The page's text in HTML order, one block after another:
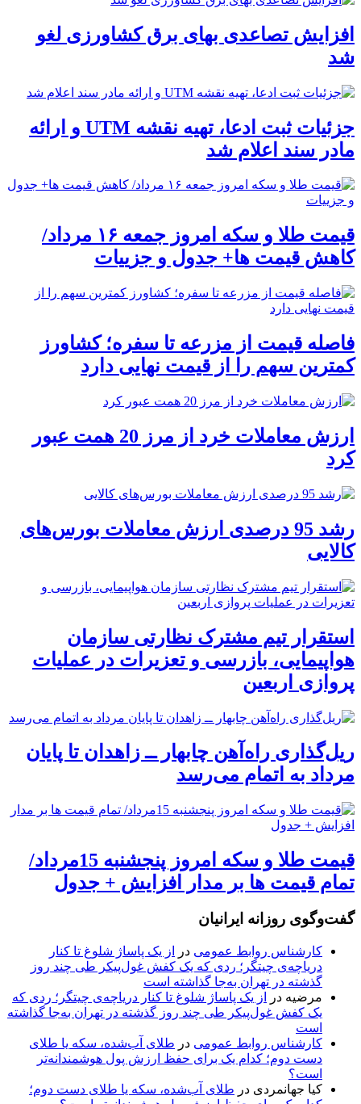
افزایش تصاعدی بهای برق کشاورزی لغو
شد
جزئیات ثبت ادعا، تهیه نقشه UTM و ارائه
مادر سند اعلام شد
قیمت طلا و سکه امروز جمعه ۱۶ مرداد/
کاهش قیمت ها+ جدول و جزییات
فاصله قیمت از مزرعه تا سفره؛ کشاورز
کمترین سهم را از قیمت نهایی دارد
ارزش معاملات خرد از مرز 20 همت عبور
کرد
رشد 95 درصدی ارزش معاملات بورس‌های
کالایی
استقرار تیم مشترک نظارتی سازمان
هواپیمایی، بازرسی و تعزیرات در عملیات
پروازی اربعین
ریل‌گذاری راه‌آهن چابهار ــ زاهدان تا پایان
مرداد به اتمام می‌رسد
قیمت طلا و سکه امروز پنجشنبه 15مرداد/
تمام قیمت ها بر مدار افزایش + جدول
گفت‌وگوی روزانه ایرانیان
کارشناس روابط عمومی در
از یک پاساژ شلوغ تا کنار
دریاچه‌ی چیتگر؛ ردی که یک کفش غول‌پیکر طی چند روز
گذشته در تهران به‌جا گذاشته است
مرضیه در
از یک پاساژ شلوغ تا کنار دریاچه‌ی چیتگر؛ ردی که
یک کفش غول‌پیکر طی چند روز گذشته در تهران به‌جا گذاشته
است
کارشناس روابط عمومی در طلای آب‌شده، سکه یا طلای
دست دوم؛ کدام یک برای حفظ ارزش پول هوشمندانه‌تر
است؟
کیا جهانمردی در طلای آب‌شده، سکه یا طلای دست دوم؛